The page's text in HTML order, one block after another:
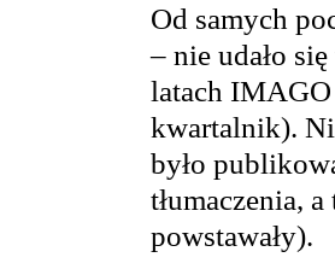
Od samych
– nie udało
latach IMAGO
kwartalnik).
było
tłumaczenia,
powstawały).